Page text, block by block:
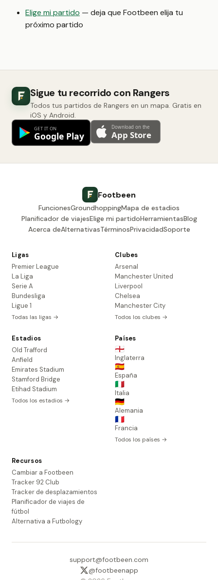
Elige mi partido — deja que Footbeen elija tu
próximo partido
Sigue tu recorrido con Rangers
Todos tus partidos de Rangers en un mapa. Gratis en
iOS y Android.
Footbeen
FuncionesGroundhoppingMapa de estadios
Planificador de viajesElige mi partidoHerramientasBlog
Acerca deAlternativasTérminosPrivacidadSoporte
Ligas
Premier League
La Liga
Serie A
Bundesliga
Ligue 1
Todas las ligas →
Clubes
Arsenal
Manchester United
Liverpool
Chelsea
Manchester City
Todos los clubes →
Estadios
Old Trafford
Anfield
Emirates Stadium
Stamford Bridge
Etihad Stadium
Todos los estadios →
Países
🏴󠁧󠁢󠁥󠁮󠁧󠁿
Inglaterra
🇪🇸
España
🇮🇹
Italia
🇩🇪
Alemania
🇫🇷
Francia
Todos los países →
Recursos
Cambiar a Footbeen
Tracker 92 Club
Tracker de desplazamientos
Planificador de viajes de
fútbol
Alternativa a Futbology
support@footbeen.com
@footbeenapp